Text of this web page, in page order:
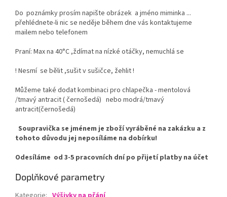
Do poznámky prosím napište obrázek a jméno miminka ...
přehlédnete-li nic se neděje během dne vás kontaktujeme
mailem nebo telefonem
Praní: Max na 40°C ,ždímat na nízké otáčky, nemuchlá se
! Nesmí se bělit ,sušit v sušičce, žehlit !
Můžeme také dodat kombinaci pro chlapečka - mentolová
/tmavý antracit ( černošedá) nebo modrá/tmavý
antracit(černošedá)
Soupravička se jménem je zboží vyráběné na zakázku a z
tohoto důvodu jej neposíláme na dobírku!
Odesíláme od 3-5 pracovních dní po přijetí platby na účet
Doplňkové parametry